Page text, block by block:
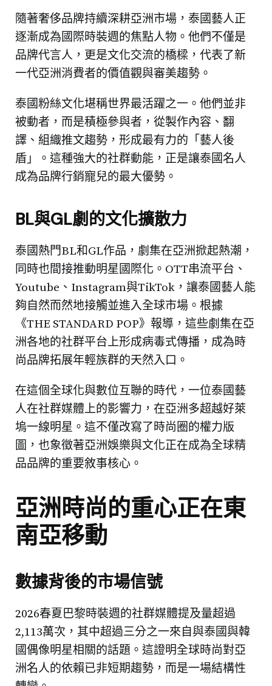
隨著奢侈品牌持續深耕亞洲市場，泰國藝人正
逐漸成為國際時裝週的焦點人物。他們不僅是
品牌代言人，更是文化交流的橋樑，代表了新
一代亞洲消費者的價值觀與審美趨勢。
泰國粉絲文化堪稱世界最活躍之一。他們並非
被動者，而是積極參與者，從製作內容、翻
譯、組織推文趨勢，形成最有力的「藝人後
盾」。這種強大的社群動能，正是讓泰國名人
成為品牌行銷寵兒的最大優勢。
BL與GL劇的文化擴散力
泰國熱門BL和GL作品，劇集在亞洲掀起熱潮，
同時也間接推動明星國際化。OTT串流平台、
Youtube、Instagram與TikTok，讓泰國藝人能
夠自然而然地接觸並進入全球市場。根據
《THE STANDARD POP》報導，這些劇集在亞
洲各地的社群平台上形成病毒式傳播，成為時
尚品牌拓展年輕族群的天然入口。
在這個全球化與數位互聯的時代，一位泰國藝
人在社群媒體上的影響力，在亞洲多超越好萊
塢一線明星。這不僅改寫了時尚圈的權力版
圖，也象徵著亞洲娛樂與文化正在成為全球精
品品牌的重要敘事核心。
亞洲時尚的重心正在東
南亞移動
數據背後的市場信號
2026春夏巴黎時裝週的社群媒體提及量超過
2,113萬次，其中超過三分之一來自與泰國與韓
國偶像明星相關的話題。這證明全球時尚對亞
洲名人的依賴已非短期趨勢，而是一場結構性